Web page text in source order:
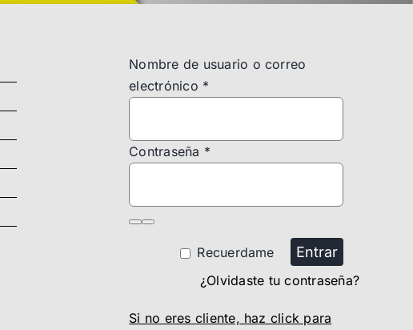
Nombre de usuario o correo
electrónico *
Contraseña *
Recuerdame Entrar
¿Olvidaste tu contraseña?
Si no eres cliente, haz click para